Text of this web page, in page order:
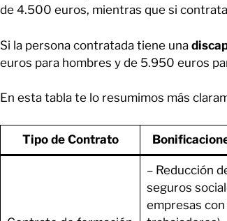
de 4.500 euros, mientras que si
Si la persona contratada tiene una
euros para hombres y de 5.950 euros
En esta tabla te lo resumimos más
Tipo de Contrato
– Reducción
seguros
empresas